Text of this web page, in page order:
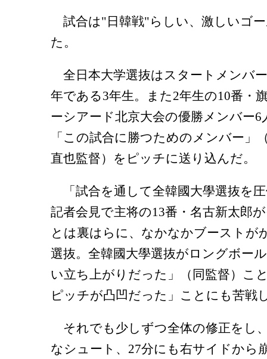
試合は"日韓戦"らしい、激しいゴ
た。
全日本大学選抜はスタートメンバ
年である3年生。また2年生の10番・
ーシアード北京大会の優勝メンバー
「この試合に勝つためのメンバー」
直也監督）をピッチに送り込んだ。
「試合を通して全韓國大學選抜を
記者会見で主将の13番・名古新太郎
とは裏はらに、なかなかブーストが
選抜。全韓國大學選抜がロングボー
い立ち上がりだった」（同監督）こ
ピッチが凸凹だった」ことにも苦戦
それでも少しずつ全体の修正をし
なシュート、27分にも右サイドから